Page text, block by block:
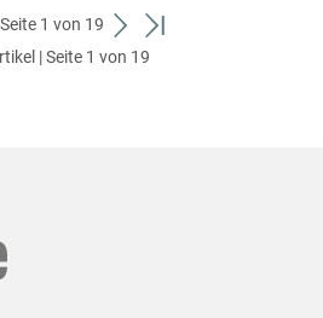
Seite 1 von 19
weiter
zum
zum
| Seite 1 von 19